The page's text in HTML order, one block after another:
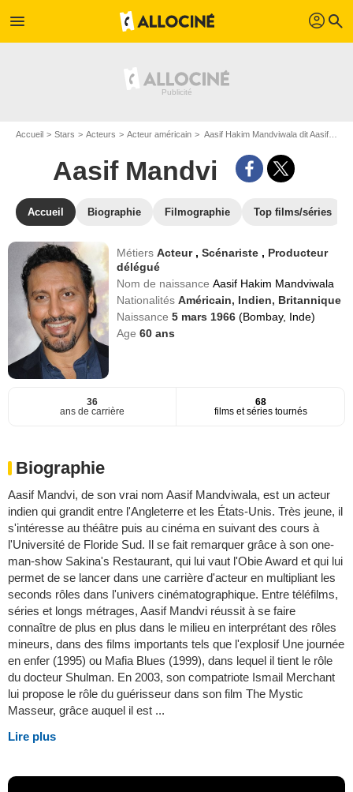
menu profil search
Accueil Stars Acteurs Acteur américain Aasif Hakim Mandviwala dit Aasif Mandvi
Aasif Mandvi
Accueil Biographie Filmographie Top films/séries
MétiersActeur ,Scénariste , Producteur
délégué
Nom de naissanceAasif Hakim Mandviwala
NationalitésAméricain, Indien, Britannique
Naissance5 mars 1966(Bombay, Inde)
Age60 ans
36
ans de carrière
68
films et séries tournés
Biographie
Aasif Mandvi, de son vrai nom Aasif Mandviwala, est un acteur
indien qui grandit entre l'Angleterre et les États-Unis. Très jeune, il
s'intéresse au théâtre puis au cinéma en suivant des cours à
l'Université de Floride Sud. Il se fait remarquer grâce à son one-
man-show Sakina's Restaurant, qui lui vaut l'Obie Award et qui lui
permet de se lancer dans une carrière d'acteur en multipliant les
seconds rôles dans l'univers cinématographique. Entre téléfilms,
séries et longs métrages, Aasif Mandvi réussit à se faire
connaître de plus en plus dans le milieu en interprétant des rôles
mineurs, dans des films importants tels que l'explosif Une journée
en enfer (1995) ou Mafia Blues (1999), dans lequel il tient le rôle
du docteur Shulman. En 2003, son compatriote Ismail Merchant
lui propose le rôle du guérisseur dans son film The Mystic
Masseur, grâce auquel il est ...
Lire plus